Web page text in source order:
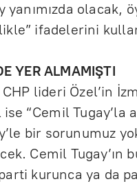
yanımızda olacak,
ifadelerini
YER ALMAMIŞTI
lideri Özel’in
“Cemil Tugay’la
bir sorunumuz
Cemil Tugay’ın
kurunca ya da